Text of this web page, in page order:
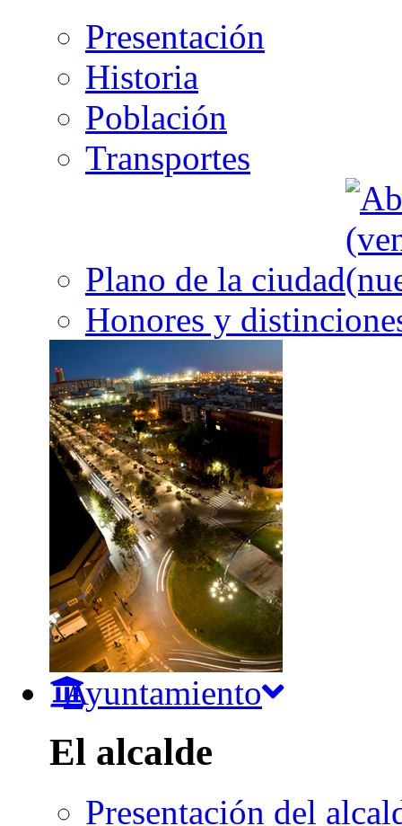
Presentación
Historia
Población
Transportes
Plano de la ciudad
Honores y
Ayuntamiento
El alcalde
Presentación del